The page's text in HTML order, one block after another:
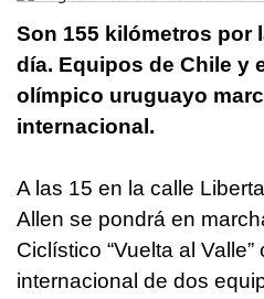
Son 155 kilómetros por
día. Equipos de Chile y
olímpico uruguayo
internacional.
A las 15 en la calle
Allen se pondrá en
Ciclístico “Vuelta al
internacional de dos